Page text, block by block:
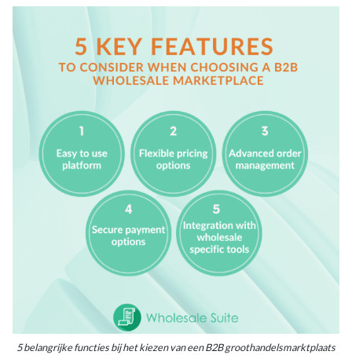
5 belangrijke functies bij het kiezen van een B2B groothandelsmarktplaats